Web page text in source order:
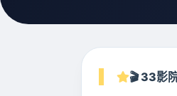
🎬 33影